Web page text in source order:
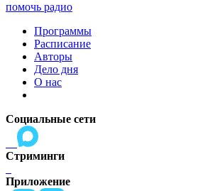
помочь радио
Программы
Расписание
Авторы
Дело дня
О нас
Социальные сети
Стриминги
Приложение